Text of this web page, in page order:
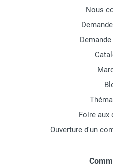
Nous
Demande
Foire aux
Ouverture d'un